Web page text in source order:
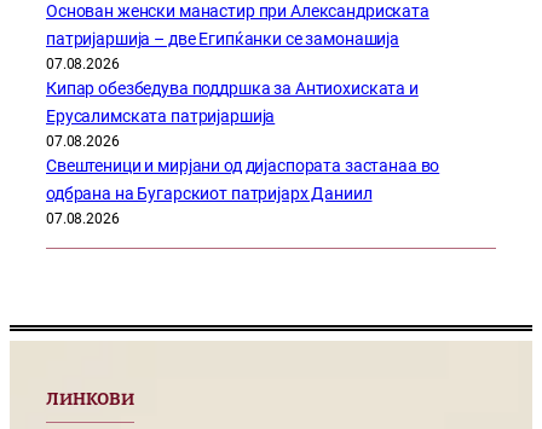
Основан женски манастир при Александриската
патријаршија – две Египќанки се замонашија
07.08.2026
Кипар обезбедува поддршка за Антиохиската и
Ерусалимската патријаршија
07.08.2026
Свештеници и мирјани од дијаспората застанаа во
одбрана на Бугарскиот патријарх Даниил
07.08.2026
ЛИНКОВИ